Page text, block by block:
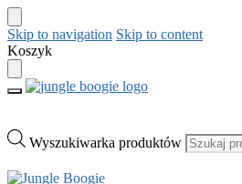
Skip to navigation Skip to content
Koszyk
Wyszukiwarka produktów